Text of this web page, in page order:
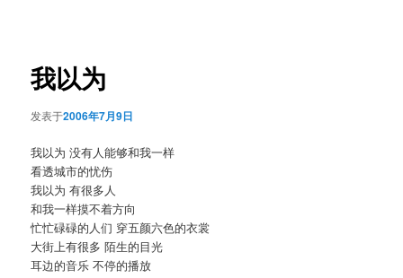
我以为
发表于2006年7月9日
我以为 没有人能够和我一样
看透城市的忧伤
我以为 有很多人
和我一样摸不着方向
忙忙碌碌的人们 穿五颜六色的衣裳
大街上有很多 陌生的目光
耳边的音乐 不停的播放